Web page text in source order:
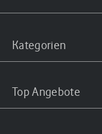
Kategorien
Top Angebote